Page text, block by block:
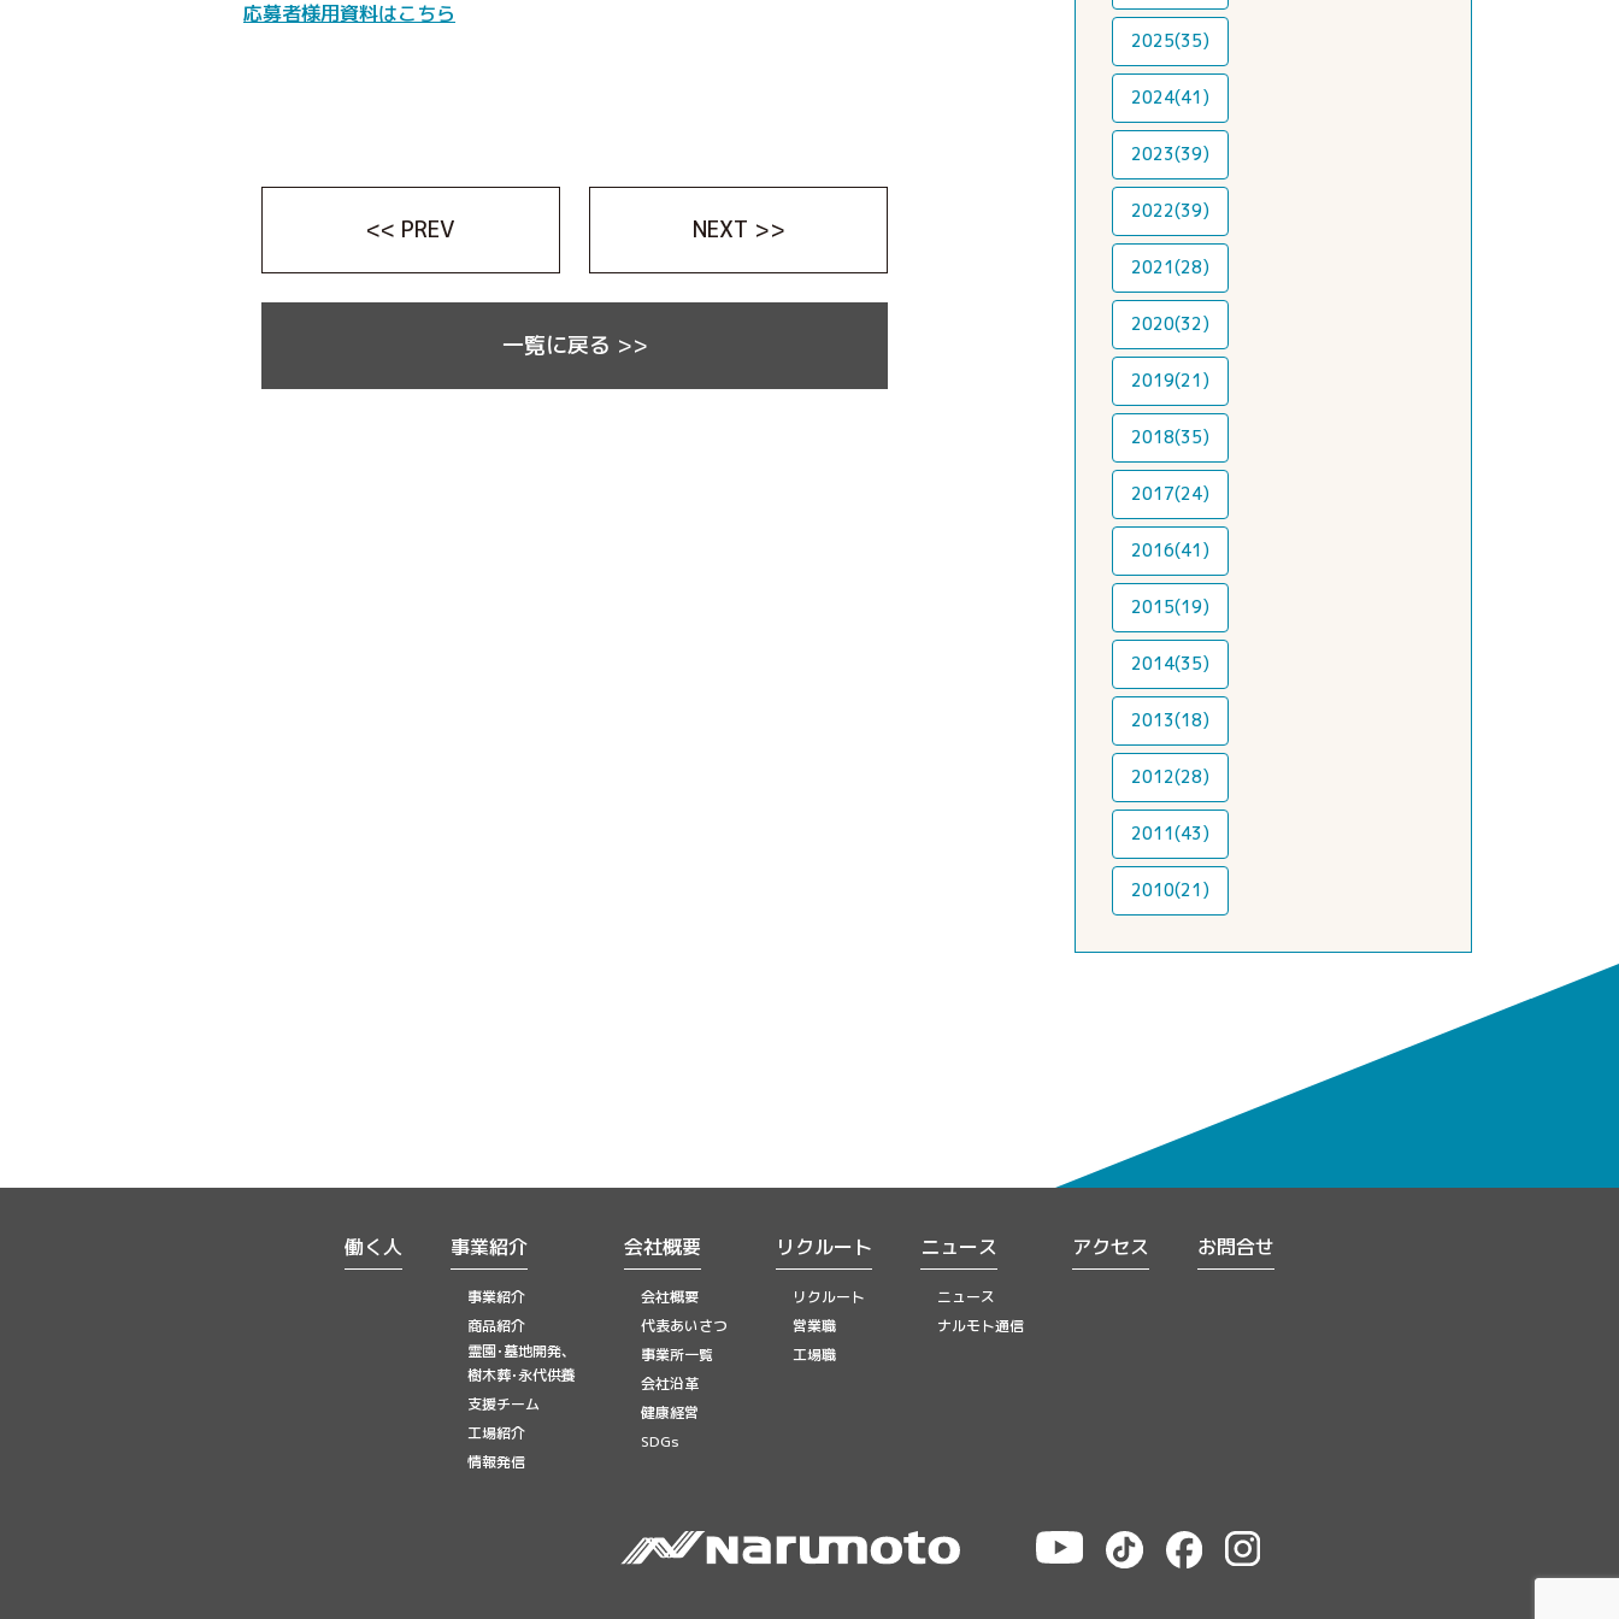
応募者様用資料はこちら
<< PREV NEXT >>
一覧に戻る >>
2025(35)
2024(41)
2023(39)
2022(39)
2021(28)
2020(32)
2019(21)
2018(35)
2017(24)
2016(41)
2015(19)
2014(35)
2013(18)
2012(28)
2011(43)
2010(21)
働く人 事業紹介
事業紹介
商品紹介
霊園･墓地開発、
樹木葬･永代供養
支援チーム
工場紹介
情報発信
会社概要
会社概要
代表あいさつ
事業所一覧
会社沿革
健康経営
SDGs
リクルート
リクルート
営業職
工場職
ニュース
ニュース
ナルモト通信
アクセス お問合せ